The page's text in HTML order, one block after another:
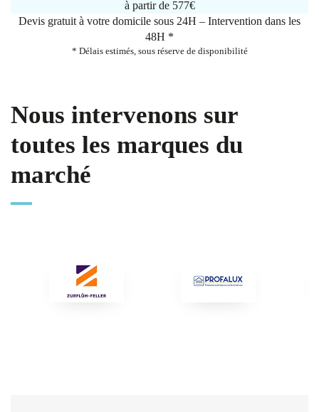
à partir de 577€
Devis gratuit à votre domicile sous 24H – Intervention dans les
48H *
* Délais estimés, sous réserve de disponibilité
Nous intervenons sur
toutes les marques du
marché